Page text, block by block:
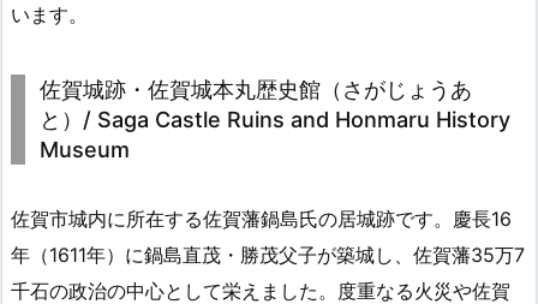
います。
佐賀城跡・佐賀城本丸歴史館（さがじょうあ
と）/ Saga Castle Ruins and Honmaru History
Museum
佐賀市城内に所在する佐賀藩鍋島氏の居城跡です。慶長16
年（1611年）に鍋島直茂・勝茂父子が築城し、佐賀藩35万7
千石の政治の中心として栄えました。度重なる火災や佐賀